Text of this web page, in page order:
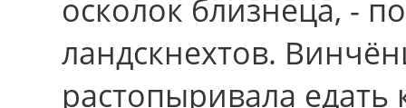
осколок близнеца, -
ландскнехтов.
растопыривала